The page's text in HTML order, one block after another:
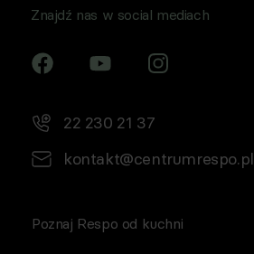
Znajdź nas w social mediach
22 230 21 37
kontakt@centrumrespo.pl
Poznaj Respo od kuchni